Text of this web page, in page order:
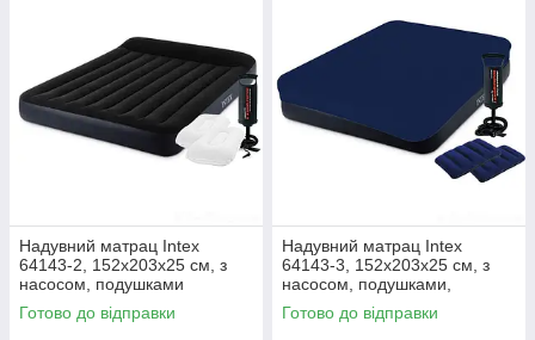
Надувний матрац Intex
64143-2, 152x203x25 см, з
насосом, подушками
Готово до відправки
Надувний матрац Intex
64143-3, 152x203x25 см, з
насосом, подушками,
наматрацник
Готово до відправки